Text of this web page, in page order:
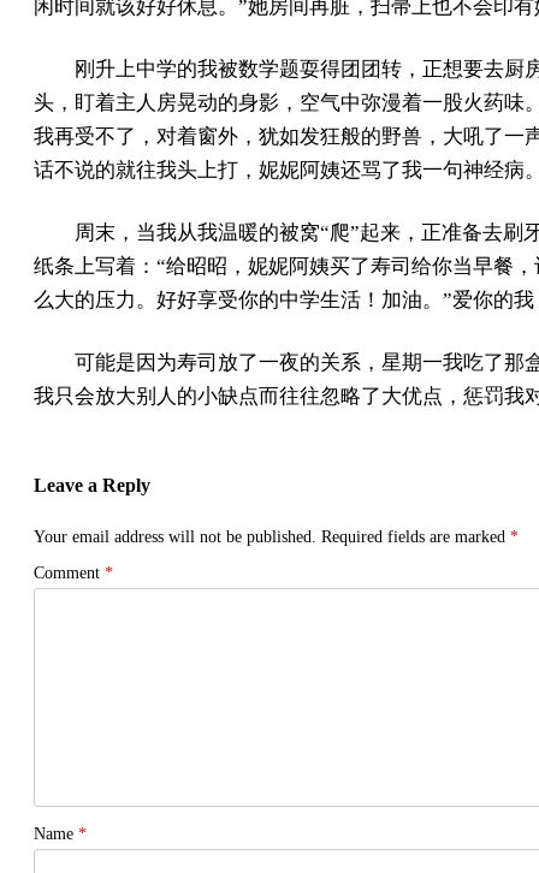
闲时间就该好好休息。”她房间再脏，扫帚上也不会印
刚升上中学的我被数学题耍得团团转，正想要去
头，盯着主人房晃动的身影，空气中弥漫着一股火药
我再受不了，对着窗外，犹如发狂般的野兽，大吼了一
话不说的就往我头上打，妮妮阿姨还骂了我一句神经
周末，当我从我温暖的被窝“爬”起来，正准备去
纸条上写着：“给昭昭，妮妮阿姨买了寿司给你当早餐
么大的压力。好好享受你的中学生活！加油。”爱你的
可能是因为寿司放了一夜的关系，星期一我吃了那
我只会放大别人的小缺点而往往忽略了大优点，惩罚我
Leave a Reply
Your email address will not be published. Required fields are marked *
Comment *
Name *